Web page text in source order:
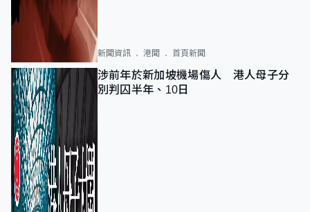
新聞資訊 港聞 首頁新聞
涉前年於新加坡機場傷人 港人母子分
別判囚半年、10日